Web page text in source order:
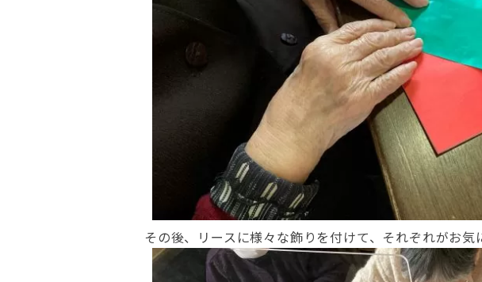
その後、リースに様々な飾りを付けて、それぞれがお気